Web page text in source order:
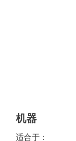
机器
适合于：